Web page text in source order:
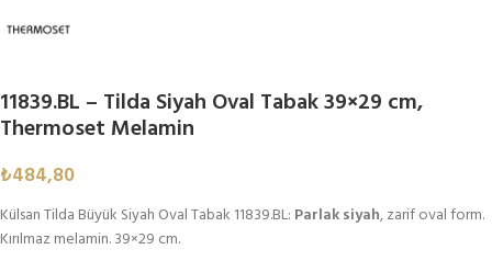
11839.BL – Tilda Siyah Oval Tabak 39×29 cm,
Thermoset Melamin
₺484,80
Külsan Tilda Büyük Siyah Oval Tabak 11839.BL: Parlak siyah, zarif oval form.
Kırılmaz melamin. 39×29 cm.